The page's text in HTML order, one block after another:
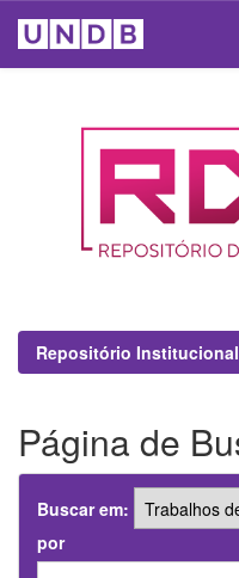
Repositório
Página de
Buscar em:
por